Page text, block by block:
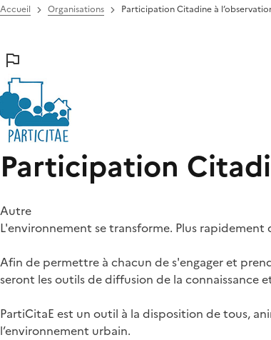
Accueil Organisations Participation Citadine à
Participation
Autre
L'environnement se transforme. Plus
Afin de permettre à chacun de s'engager et
seront les outils de diffusion de la connaissance
PartiCitaE est un outil à la disposition de tous,
l’environnement urbain.